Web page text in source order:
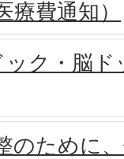
費通知）
ク・脳
のために